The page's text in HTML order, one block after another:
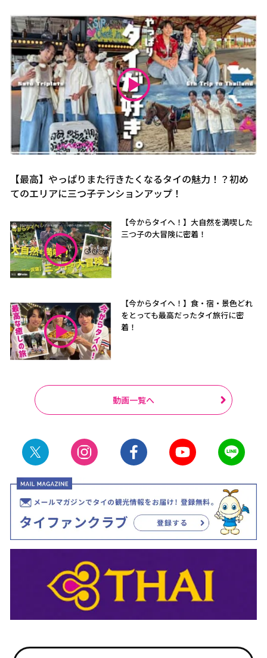
【最高】やっぱりまた行きたくなるタイの魅力！？初め
てのエリアに三つ子テンションアップ！
【今からタイへ！】大自然を満喫した
三つ子の大冒険に密着！
【今からタイへ！】食・宿・景色どれ
をとっても最高だったタイ旅行に密
着！
動画一覧へ